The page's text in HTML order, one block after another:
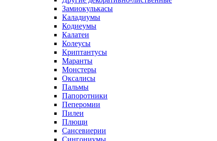
Замиокулькасы
Каладиумы
Кодиеумы
Калатеи
Колеусы
Криптантусы
Маранты
Монстеры
Оксалисы
Пальмы
Папоротники
Пеперомии
Пилеи
Плющи
Сансевиерии
Сингониумы